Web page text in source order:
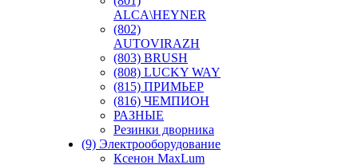
ALCA\HEYNER
(802)
AUTOVIRAZH
(803) BRUSH
(808) LUCKY WAY
(815) ПРИМЬЕР
(816) ЧЕМПИОН
РАЗНЫЕ
Резинки дворника
(9) Электрооборудование
Ксенон MaxLum